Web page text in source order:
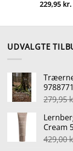
229,95 kr.
UDVALGTE
279,95
Cream
429,00